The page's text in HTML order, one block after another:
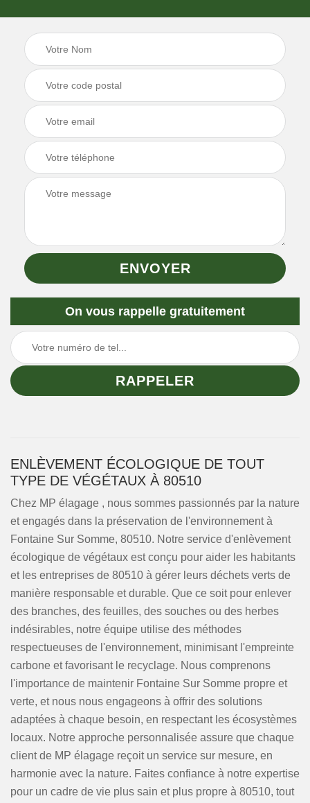
On vous rappelle gratuitement
ENLÈVEMENT ÉCOLOGIQUE DE TOUT
TYPE DE VÉGÉTAUX À 80510
Chez MP élagage , nous sommes passionnés par la nature
et engagés dans la préservation de l'environnement à
Fontaine Sur Somme, 80510. Notre service d'enlèvement
écologique de végétaux est conçu pour aider les habitants
et les entreprises de 80510 à gérer leurs déchets verts de
manière responsable et durable. Que ce soit pour enlever
des branches, des feuilles, des souches ou des herbes
indésirables, notre équipe utilise des méthodes
respectueuses de l'environnement, minimisant l'empreinte
carbone et favorisant le recyclage. Nous comprenons
l'importance de maintenir Fontaine Sur Somme propre et
verte, et nous nous engageons à offrir des solutions
adaptées à chaque besoin, en respectant les écosystèmes
locaux. Notre approche personnalisée assure que chaque
client de MP élagage reçoit un service sur mesure, en
harmonie avec la nature. Faites confiance à notre expertise
pour un cadre de vie plus sain et plus propre à 80510, tout